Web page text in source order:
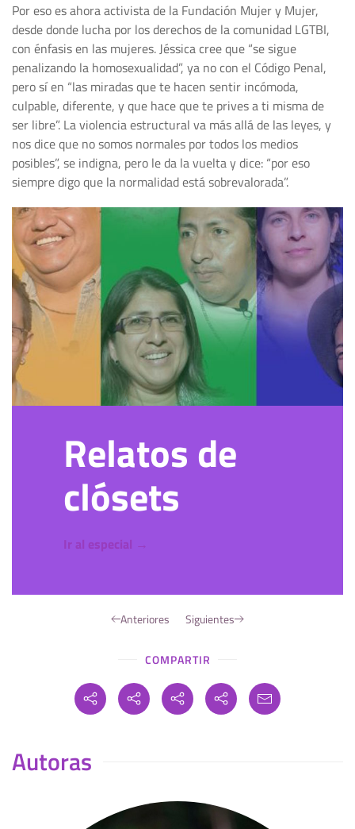
Por eso es ahora activista de la Fundación Mujer y Mujer,
desde donde lucha por los derechos de la comunidad LGTBI,
con énfasis en las mujeres. Jéssica cree que “se sigue
penalizando la homosexualidad”, ya no con el Código Penal,
pero sí en “las miradas que te hacen sentir incómoda,
culpable, diferente, y que hace que te prives a ti misma de
ser libre”. La violencia estructural va más allá de las leyes, y
nos dice que no somos normales por todos los medios
posibles”, se indigna, pero le da la vuelta y dice: “por eso
siempre digo que la normalidad está sobrevalorada”.
Relatos de
clósets
Ir al especial →
Anteriores Siguientes
COMPARTIR
Autoras